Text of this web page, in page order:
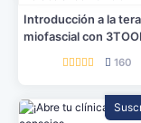
Introducción a la
miofascial con
160